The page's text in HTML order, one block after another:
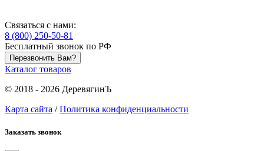
Связаться с нами:
8 (800) 250-50-81
Бесплатный звонок по РФ
Перезвонить Вам?
Каталог товаров
© 2018 - 2026 ДеревягинЪ
Карта сайта /Политика конфиденциальности
Заказать звонок